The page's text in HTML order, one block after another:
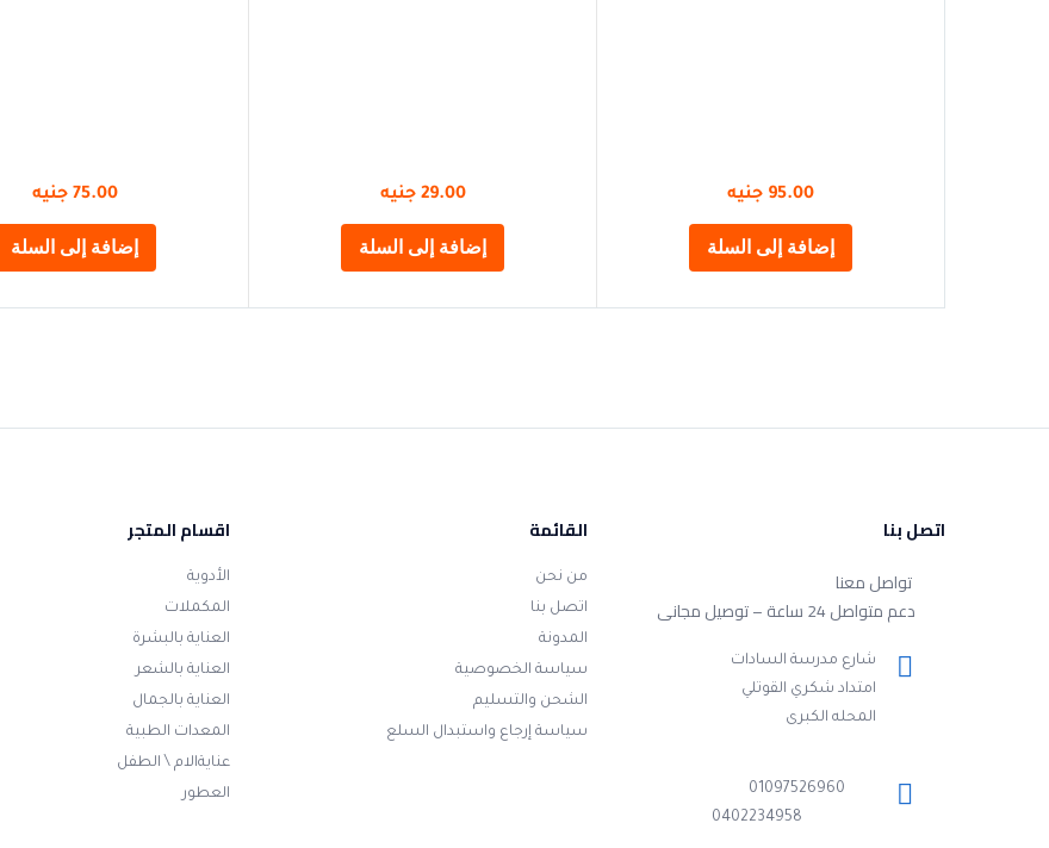
95.00 جنيه
إضافة إلى السلة
29.00 جنيه
إضافة إلى السلة
75.00 جنيه
إضافة إلى السلة
اتصل بنا
تواصل معنا
دعم متواصل 24 ساعة – توصيل مجانى
شارع مدرسة السادات
امتداد شكري القوتلي
المحله الكبرى
01097526960
0402234958
القائمة
من نحن
اتصل بنا
المدونة
سياسة الخصوصية
الشحن والتسليم
سياسة إرجاع واستبدال السلع
اقسام المتجر
الأدوية
المكملات
العناية بالبشرة
العناية بالشعر
العناية بالجمال
المعدات الطبية
عنايةالام \ الطفل
العطور